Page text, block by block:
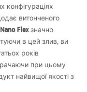
конфігураціях
витонченого
Nano Flexзначно
в цей злив, ви
років
при цьому
найвищої якості з